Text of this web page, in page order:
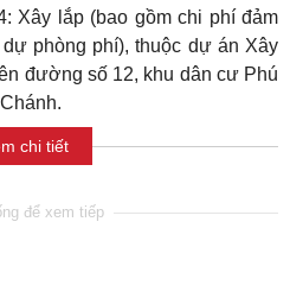
Xây lắp (bao gồm chi phí đảm
phòng phí), thuộc dự án Xây
đường số 12, khu dân cư Phú
chi tiết